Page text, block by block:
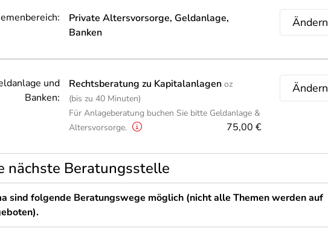
Private Altersvorsorge, Geldanlage,
Banken
Ändern
und
Banken:
Rechtsberatung zu Kapitalanlagen oz
(bis zu 40 Minuten)
Für Anlageberatung buchen Sie bitte Geldanlage &
Altersvorsorge.
75,00 €
Ändern
nächste Beratungsstelle
sind folgende Beratungswege möglich (nicht alle Themen werden auf